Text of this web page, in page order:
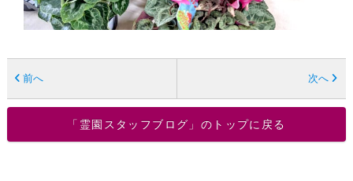
前へ 次へ
「霊園スタッフブログ」のトップに戻る